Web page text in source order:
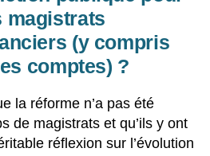
magistrats
(y compris
comptes) ?
la réforme n’a pas été
de magistrats et qu’ils y ont
réflexion sur l’évolution